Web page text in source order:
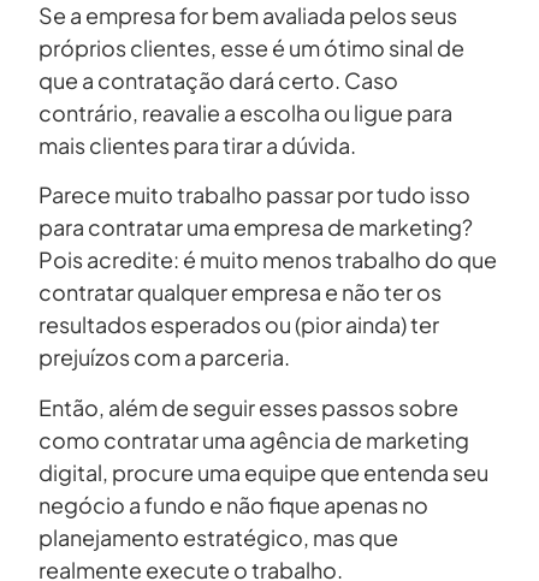
Se a empresa for bem avaliada pelos seus
próprios clientes, esse é um ótimo sinal de
que a contratação dará certo. Caso
contrário, reavalie a escolha ou ligue para
mais clientes para tirar a dúvida.
Parece muito trabalho passar por tudo isso
para contratar uma empresa de marketing?
Pois acredite: é muito menos trabalho do que
contratar qualquer empresa e não ter os
resultados esperados ou (pior ainda) ter
prejuízos com a parceria.
Então, além de seguir esses passos sobre
como contratar uma agência de marketing
digital, procure uma equipe que entenda seu
negócio a fundo e não fique apenas no
planejamento estratégico, mas que
realmente execute o trabalho.